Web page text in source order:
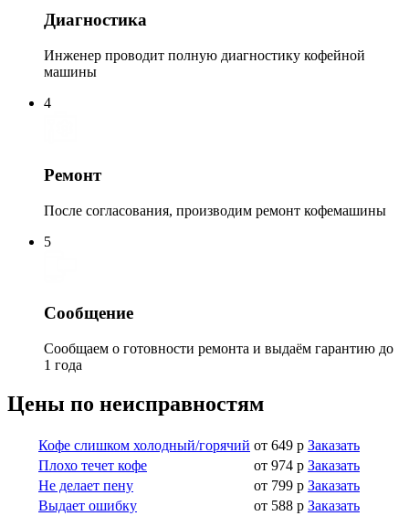
Диагностика
Инженер проводит полную диагностику кофейной
машины
4
Ремонт
После согласования, производим ремонт кофемашины
5
Сообщение
Сообщаем о готовности ремонта и выдаём гарантию до
1 года
Цены по неисправностям
Кофе слишком холодный/горячий от 649 р Заказать
Плохо течет кофе
от 974 р Заказать
Не делает пену
от 799 р Заказать
Выдает ошибку
от 588 р Заказать